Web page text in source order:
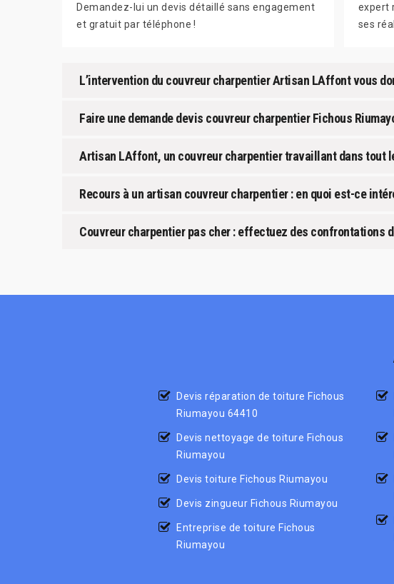
Demandez-lui un devis détaillé sans engagement
et gratuit par téléphone !
expert
ses
L’intervention du couvreur charpentier Artisan LAffont vous
Faire une demande devis couvreur charpentier Fichous
Artisan LAffont, un couvreur charpentier travaillant dans tout
Recours à un artisan couvreur charpentier : en quoi est-ce
Couvreur charpentier pas cher : effectuez des confrontations
Devis réparation de toiture Fichous
Riumayou 64410
Devis nettoyage de toiture Fichous
Riumayou
Devis toiture Fichous Riumayou
Devis zingueur Fichous Riumayou
Entreprise de toiture Fichous
Riumayou